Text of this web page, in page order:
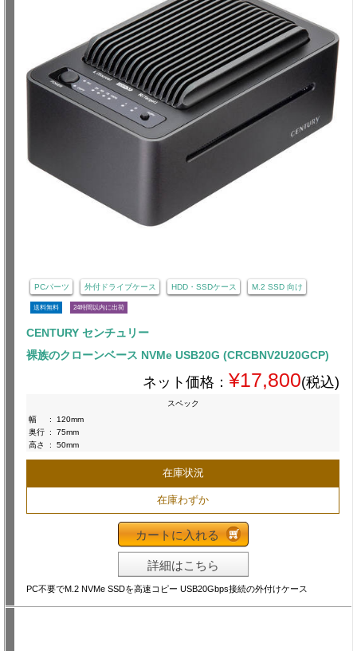
PCパーツ 外付ドライブケース HDD・SSDケース M.2 SSD 向け
送料無料 24時間以内に出荷
CENTURY センチュリー
裸族のクローンベース NVMe USB20G (CRCBNV2U20GCP)
ネット価格： ¥17,800(税込)
スペック
幅
:
120mm
奥行 :
75mm
高さ
: 50mm
在庫状況
在庫わずか
カートに入れる
詳細はこちら
PC不要でM.2 NVMe SSDを高速コピー USB20Gbps接続の外付けケース